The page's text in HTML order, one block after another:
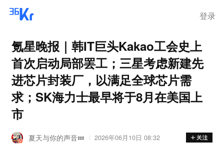
登录
氪星晚报｜韩IT巨头Kakao工会史上
首次启动局部罢工；三星考虑新建先
进芯片封装厂，以满足全球芯片需
求；SK海力士最早将于8月在美国上
市
夏天与你的声音💤 2026年06月10日 08:32